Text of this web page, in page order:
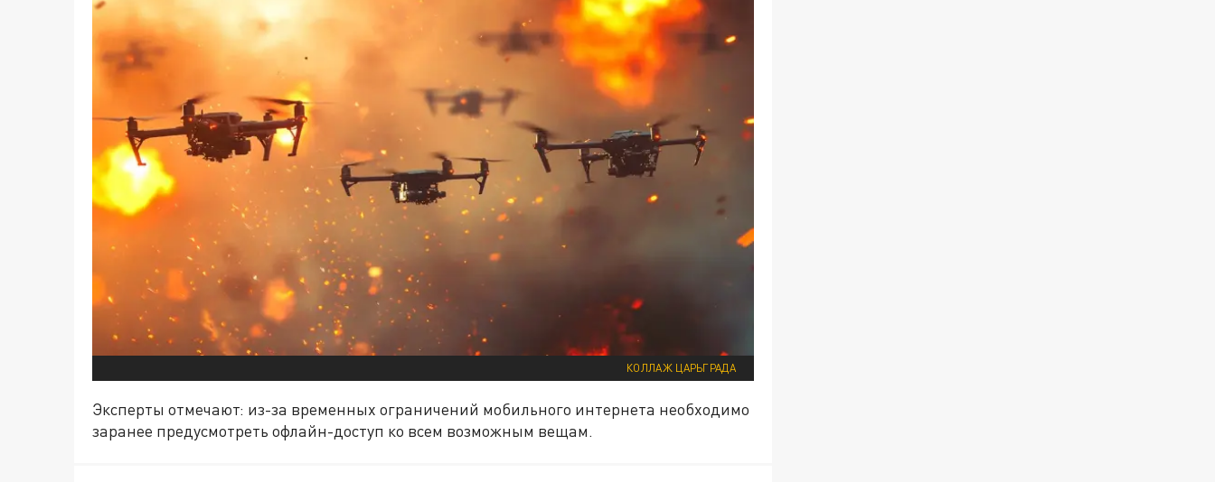
КОЛЛАЖ ЦАРЬГРАДА
Эксперты отмечают: из-за временных ограничений мобильного интернета необходимо
заранее предусмотреть офлайн-доступ ко всем возможным вещам.